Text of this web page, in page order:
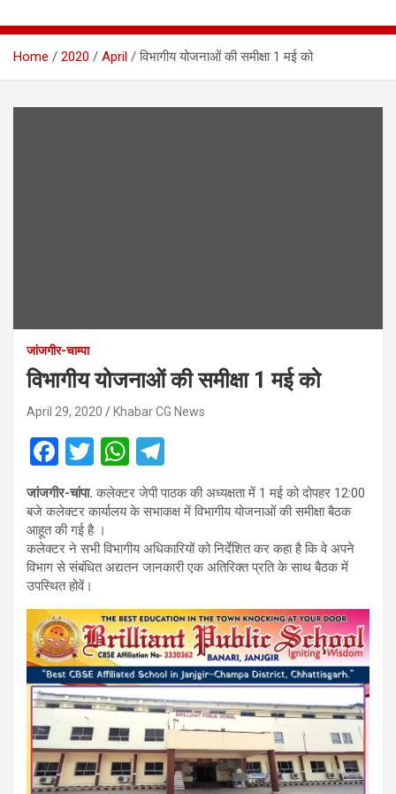
Home 2020 April विभागीय योजनाओं की समीक्षा 1 मई को
जांजगीर-चाम्पा
विभागीय योजनाओं की समीक्षा 1 मई को
April 29, 2020 Khabar CG News
F
a
ce
b
o
o
k
T
wi
tt
er
W
h
at
s
A
p
el
e
gr
a
जांजगीर-चांपा. कलेक्टर जेपी पाठक की अध्यक्षता में 1 मई को दोपहर 12:00
बजे कलेक्टर कार्यालय के सभाकक्ष में विभागीय योजनाओं की समीक्षा बैठक
आहूत की गई है ।
कलेक्टर ने सभी विभागीय अधिकारियों को निर्देशित कर कहा है कि वे अपने
विभाग से संबंधित अद्यतन जानकारी एक अतिरिक्त प्रति के साथ बैठक में
उपस्थित होवें।